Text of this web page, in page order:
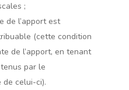
;
de l’apport est
(cette condition
de l’apport, en tenant
par le
de celui-ci).